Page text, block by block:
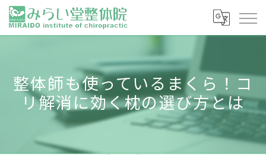
整体師も使っているまくら！コ
リ解消に効く枕の選び方とは